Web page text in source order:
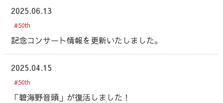
2025.06.13
#50th
記念コンサート情報を更新いたしました。
2025.04.15
#50th
「碧海野音頭」が復活しました！